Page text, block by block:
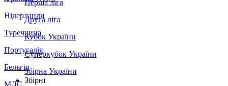
Нідерланди
Туреччина
Португалія
Бельгія
МЛС
Перша ліга
Друга ліга
Кубок України
Суперкубок України
Збірна України
Збірні